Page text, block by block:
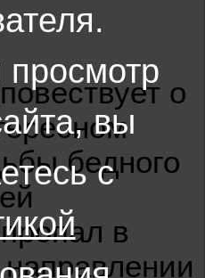
о
бедного
в
вы
с